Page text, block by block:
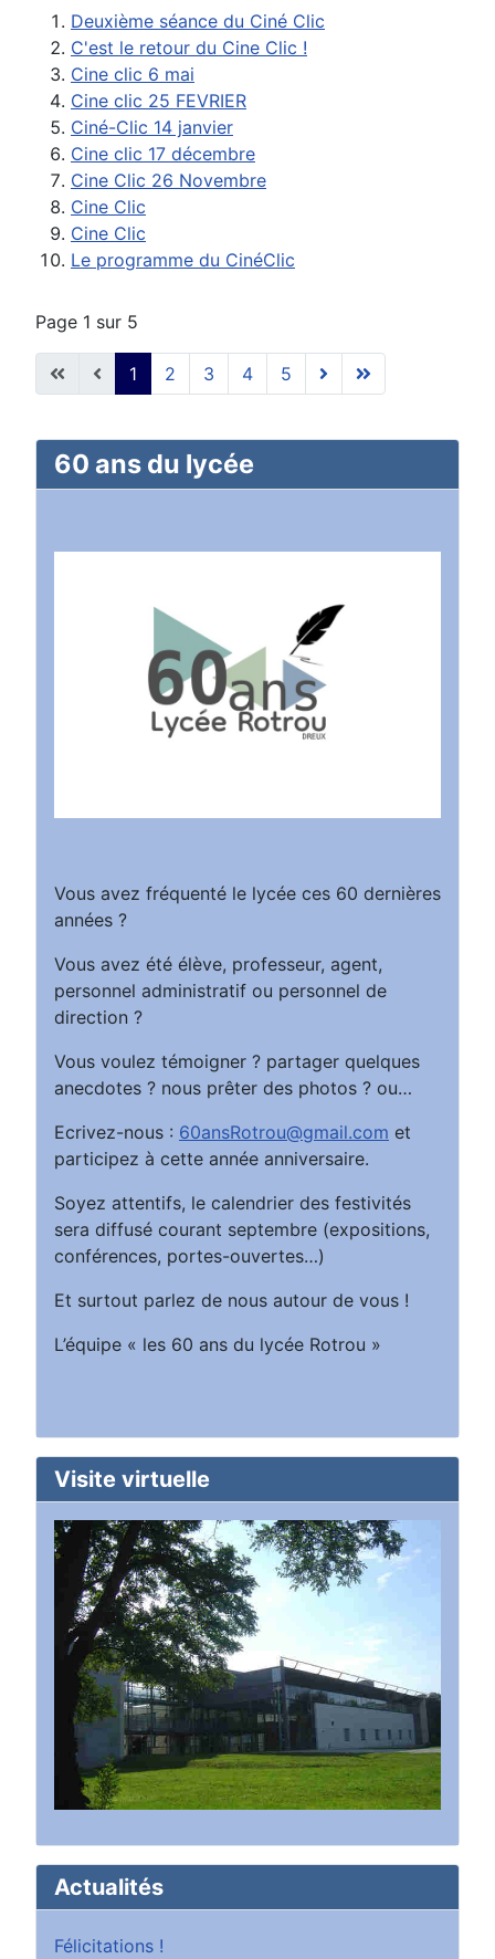
Deuxième séance du Ciné Clic
C'est le retour du Cine Clic !
Cine clic 6 mai
Cine clic 25 FEVRIER
Ciné-Clic 14 janvier
Cine clic 17 décembre
Cine Clic 26 Novembre
Cine Clic
Cine Clic
Le programme du CinéClic
Page 1 sur 5
1 2 3 4 5
60 ans du lycée
Vous avez fréquenté le lycée ces 60 dernières
années ?
Vous avez été élève, professeur, agent,
personnel administratif ou personnel de
direction ?
Vous voulez témoigner ? partager quelques
anecdotes ? nous prêter des photos ? ou…
Ecrivez-nous : 60ansRotrou@gmail.com et
participez à cette année anniversaire.
Soyez attentifs, le calendrier des festivités
sera diffusé courant septembre (expositions,
conférences, portes-ouvertes…)
Et surtout parlez de nous autour de vous !
L’équipe « les 60 ans du lycée Rotrou »
Visite virtuelle
Actualités
Félicitations !